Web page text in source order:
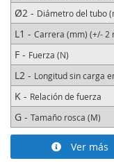
Ø2 - Diámetro del tubo
L1 - Carrera (mm) (+/- 2
F - Fuerza (N)
L2 - Longitud sin carga
K - Relación de fuerza
G - Tamaño rosca (M)
Ver más